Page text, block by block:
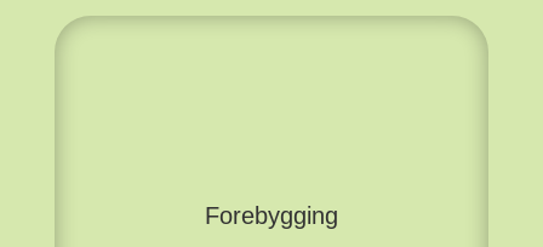
Forebygging